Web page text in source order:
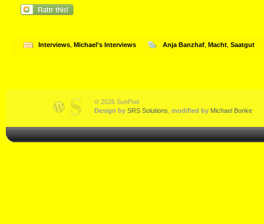
Interviews Michael's Interviews Anja Banzhaf Macht Saatgut
© 2026 SunPod
Design by SRS Solutions modified by Michael Bonke